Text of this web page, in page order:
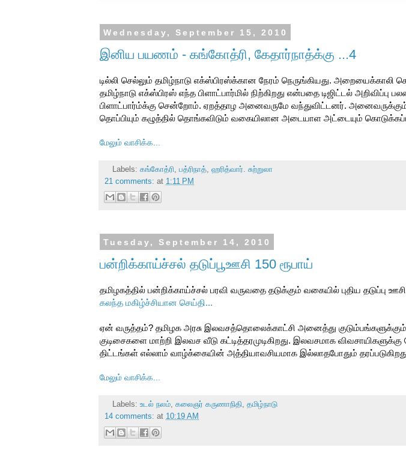
Wednesday, September 15, 2010
இனிய பயணம் - கங்கோத்ரி, கேதார்நாத்க்கு ...4
டில்லி செல்லும் தமிழ்நாடு எக்ஸ்பிரஸ்க்கான நேரம் நெருங்கியது. அறையைக்காலி
தமிழ்நாடு எக்ஸ்பிரஸ் எந்த பிளாட்பார்மில் நிற்கிறது என்பதை டிஜிட்டல் அறிவிப்பு
பிளாட்பார்ம்க்கு சென்றோம். ஏறத்தாழ அனைவருமே வந்துவிட்டனர்.
தொப்பியும் கழுத்தில் தொங்கவிடும் வகையிலான அடையாள அட்டையும்
மேலும் வாசிக்க...
Labels: கங்கோத்ரி பத்ரிநாத், ஹரித்வார். சுற்றுலா
21 comments: at 1:11 PM
Tuesday, September 14, 2010
பன்றிக்காய்ச்சல் தடுப்பூஊசி 150 ரூபாய்
தமிழகத்தில் பன்றிக்காய்ச்சல் பரவி வருவதை தடுக்கும் வகையில் புதிய தடுப்பு
கலந்த மகிழ்ச்சியான செய்தி...
ஏன் வருத்தம்? தமிழக அரசு இலவசத்தொலைக்காட்சி அனைத்து குடும்பங்களுக்கும்
குடிசைகளை மாற்றி இலவச வீடு கட்டித்தரமுடிகிறது. இலவசமாக விவசாயிகளுக்கு
திட்டங்கள் எல்லாம் வாழ்க்கையின் அத்தியாவசியமாக இல்லாதபோதும்
மேலும் வாசிக்க...
Labels: உடல் நலம், கலைஞர் கருணாநிதி, தமிழ்நாடு
14 comments: at 10:19 AM